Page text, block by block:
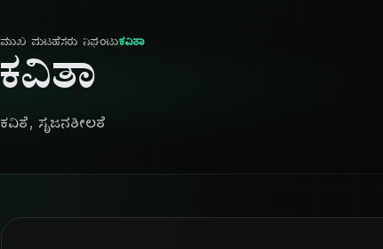
ಮುಖ ಪುಟಹೆಸರು ನಿಘಂಟುಕವಿತಾ
ಕವಿತಾ
ಕವಿತೆ, ಸೃಜನಶೀಲತೆ